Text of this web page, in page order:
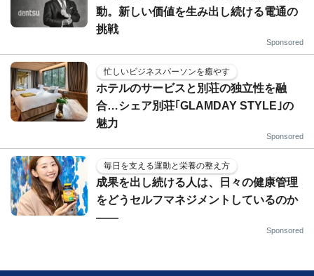
動。新しい価値を生み出し続ける電通の
挑戦
Sponsored
忙しいビジネスパーソンを癒やす
ホテルのサービスと別荘の独立性を融
合…シェア別荘｢GLAMDAY STYLE｣の
魅力
Sponsored
毎日を支える運動と栄養の整え方
成果を出し続ける人は、日々の健康管理
をどうセルフマネジメントしているのか
——
Sponsored